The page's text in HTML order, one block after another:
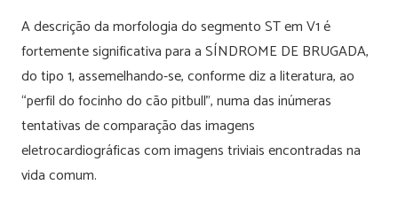
A descrição da morfologia do segmento ST em V1 é
fortemente significativa para a SÍNDROME DE BRUGADA,
do tipo 1, assemelhando-se, conforme diz a literatura, ao
“perfil do focinho do cão pitbull”, numa das inúmeras
tentativas de comparação das imagens
eletrocardiográficas com imagens triviais encontradas na
vida comum.